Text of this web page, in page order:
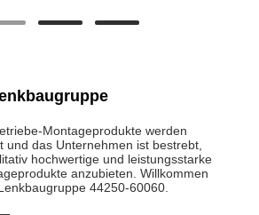
Montageprodukte werden
und das Unternehmen ist bestrebt,
hochwertige und leistungsstarke
anzubieten. Willkommen
44250-60060.